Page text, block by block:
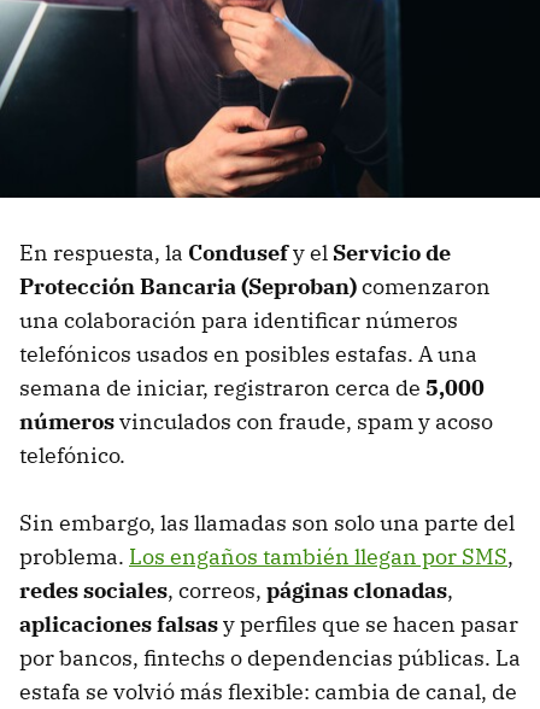
En respuesta, la Condusefy el Servicio de
Protección Bancaria (Seproban)comenzaron
una colaboración para identificar números
telefónicos usados en posibles estafas. A una
semana de iniciar, registraron cerca de 5,000
númerosvinculados con fraude, spam y acoso
telefónico.
Sin embargo, las llamadas son solo una parte del
problema. Los engaños también llegan por SMS,
redes sociales, correos, páginas clonadas,
aplicaciones falsasy perfiles que se hacen pasar
por bancos, fintechs o dependencias públicas. La
estafa se volvió más flexible: cambia de canal, de